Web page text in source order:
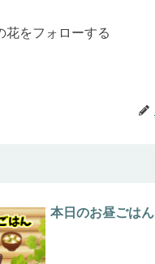
花をフォローする
本日のお昼ごはん